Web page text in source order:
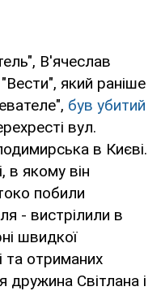
В'ячеслав
який раніше
був убитий
вул.
в Києві.
в якому він
побили
- вистрілили в
швидкої
та отриманих
Світлана і